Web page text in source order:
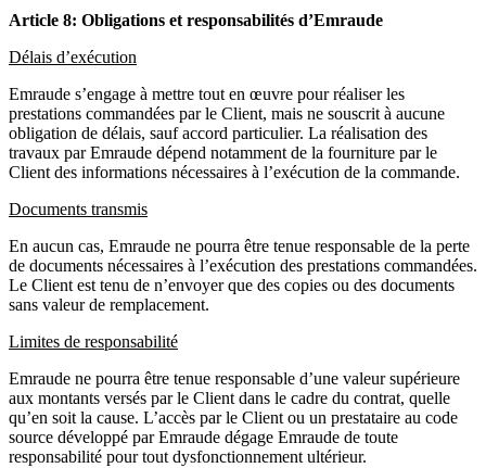
Article 8: Obligations et responsabilités d’Emraude
Délais d’exécution
Emraude s’engage à mettre tout en œuvre pour réaliser les
prestations commandées par le Client, mais ne souscrit à aucune
obligation de délais, sauf accord particulier. La réalisation des
travaux par Emraude dépend notamment de la fourniture par le
Client des informations nécessaires à l’exécution de la commande.
Documents transmis
En aucun cas, Emraude ne pourra être tenue responsable de la perte
de documents nécessaires à l’exécution des prestations commandées.
Le Client est tenu de n’envoyer que des copies ou des documents
sans valeur de remplacement.
Limites de responsabilité
Emraude ne pourra être tenue responsable d’une valeur supérieure
aux montants versés par le Client dans le cadre du contrat, quelle
qu’en soit la cause. L’accès par le Client ou un prestataire au code
source développé par Emraude dégage Emraude de toute
responsabilité pour tout dysfonctionnement ultérieur.